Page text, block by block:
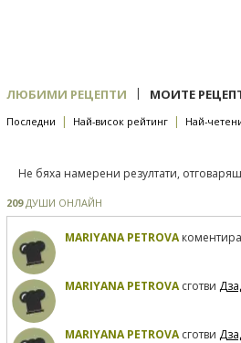
ЛЮБИМИ РЕЦЕПТИ | МОИТЕ
Последни | Най-висок рейтинг | Най-
Не бяха намерени резултати,
209ДУШИ ОНЛАЙН
MARIYANA PETROVAкоментира
MARIYANA PETROVAсготви
MARIYANA PETROVAсготви